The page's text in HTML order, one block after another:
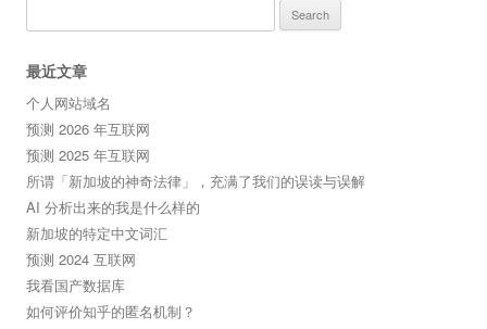
for:
最近文章
个人网站域名
预测 2026 年互联网
预测 2025 年互联网
所谓「新加坡的神奇法律」，充满了我们的误读与误解
AI 分析出来的我是什么样的
新加坡的特定中文词汇
预测 2024 互联网
我看国产数据库
如何评价知乎的匿名机制？